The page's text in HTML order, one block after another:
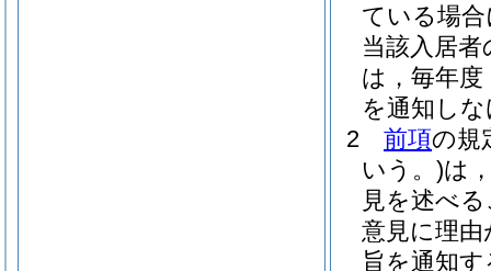
ている場
当該入居
は，毎年
を通知し
2
前項の規
いう。)は
見を述べ
意見に理
旨を通知